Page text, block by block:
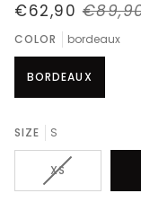
€62,90
COLOR bordeaux
BORDEAUX
SIZE S
XSVARIANTE